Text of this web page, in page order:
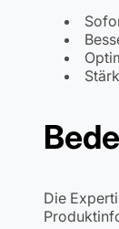
Die